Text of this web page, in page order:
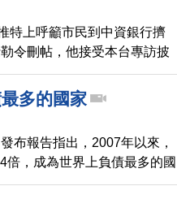
特上呼籲市民到中資銀行擠
令刪帖，他接受本台專訪披
大額外幣提款。
多的國家
布報告指出，2007年以來，
倍，成為世界上負債最多的國